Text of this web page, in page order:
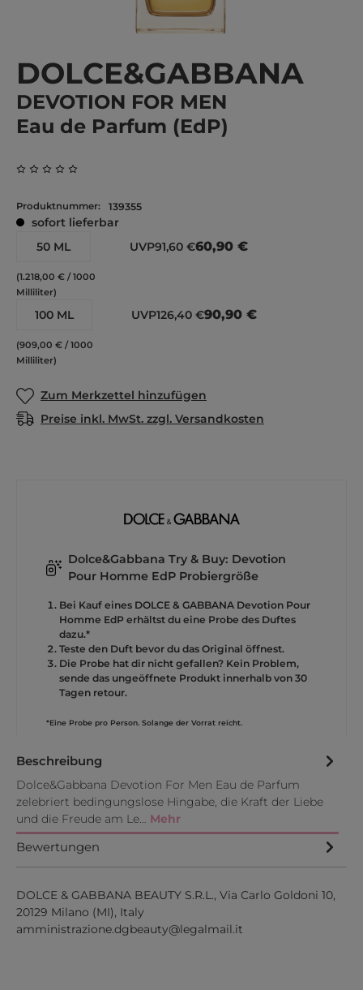
DOLCE&GABBANA
DEVOTION FOR MEN
Eau de Parfum (EdP)
Produktnummer: 139355
sofort lieferbar
50 ML
(1.218,00 € / 1000
Milliliter)
UVP91,60 €60,90 €
100 ML
(909,00 € / 1000
Milliliter)
UVP126,40 €90,90 €
Zum Merkzettel hinzufügen
Preise inkl. MwSt. zzgl. Versandkosten
Dolce&Gabbana Try & Buy: Devotion
Pour Homme EdP Probiergröße
Bei Kauf eines DOLCE & GABBANA Devotion Pour
Homme EdP erhältst du eine Probe des Duftes
dazu.*
Teste den Duft bevor du das Original öffnest.
Die Probe hat dir nicht gefallen? Kein Problem,
sende das ungeöffnete Produkt innerhalb von 30
Tagen retour.
*Eine Probe pro Person. Solange der Vorrat reicht.
Beschreibung
Dolce&Gabbana Devotion For Men Eau de Parfum
zelebriert bedingungslose Hingabe, die Kraft der Liebe
und die Freude am Le… Mehr
Bewertungen
DOLCE & GABBANA BEAUTY S.R.L., Via Carlo Goldoni 10,
20129 Milano (MI), Italy
amministrazione.dgbeauty@legalmail.it